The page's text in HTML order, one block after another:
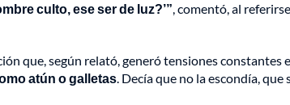
culto, ese ser de luz?’”, comentó, al
que, según relató, generó tensiones constantes
atún o galletas. Decía que no la escondía, que